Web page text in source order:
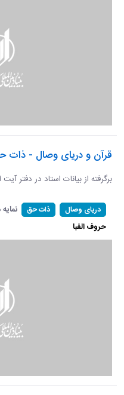
قرآن و دریای وصال - ذات
برگرفته از بیانات استاد در دفتر آیت
دریای وصال ذات حق
حروف الفبا